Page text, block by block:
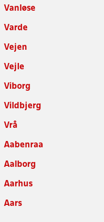
Vanløse
Varde
Vejen
Vejle
Viborg
Vildbjerg
Vrå
Aabenraa
Aalborg
Aarhus
Aars